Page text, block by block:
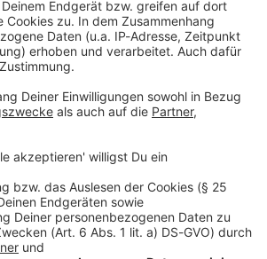
House, 4 Barrow St, Dublin, D04 E5W5,
Keep on rocking!